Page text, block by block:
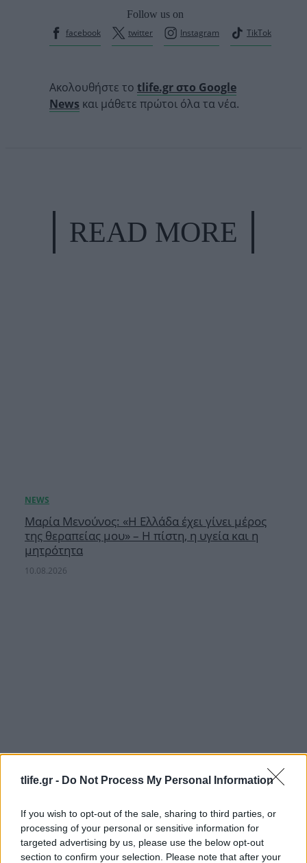
tlife.gr - Do Not Process My Personal Information
If you wish to opt-out of the sale, sharing to third parties, or
processing of your personal or sensitive information for
targeted advertising by us, please use the below opt-out
section to confirm your selection. Please note that after your
Follow us on
facebook
twitter Instagram TikTok
Ακολουθήστε το tlife.gr στο Google
News και μάθετε πρώτοι όλα τα νέα.
READ MORE
Μαρία Μενούνος: «Η Ελλάδα έχει γίνει μέρος
της θεραπείας μου» – Η πίστη, η υγεία και η
μητρότητα
10.08.2026
Κατερίνα Καινούργιου: Αγκαλιά με την
τεσσάρων μηνών κόρη της με φόντο το
ηλιοβασίλεμα της Πάρου